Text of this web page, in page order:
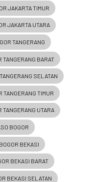
JAKARTA TIMUR
JAKARTA UTARA
TANGERANG
TANGERANG BARAT
SELATAN
TANGERANG TIMUR
TANGERANG UTARA
BOGOR
BEKASI
BEKASI BARAT
BEKASI SELATAN